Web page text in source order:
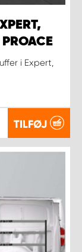
i Expert,
TILFØJ